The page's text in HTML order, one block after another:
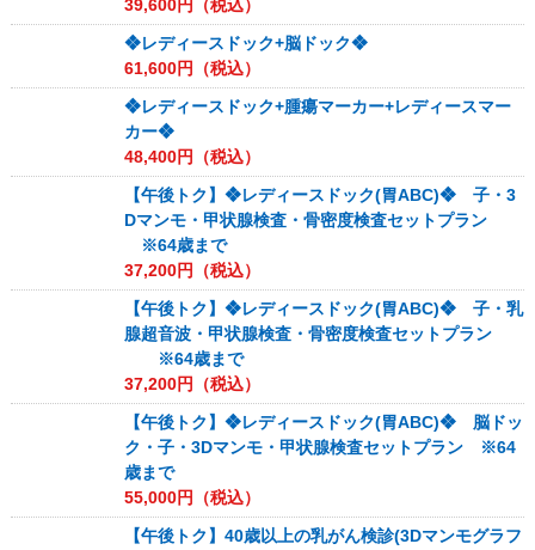
39,600円（税込）
❖レディースドック+脳ドック❖
61,600円（税込）
❖レディースドック+腫瘍マーカー+レディースマー
カー❖
48,400円（税込）
【午後トク】❖レディースドック(胃ABC)❖ 子・3
Dマンモ・甲状腺検査・骨密度検査セットプラン
※64歳まで
37,200円（税込）
【午後トク】❖レディースドック(胃ABC)❖ 子・乳
腺超音波・甲状腺検査・骨密度検査セットプラン
※64歳まで
37,200円（税込）
【午後トク】❖レディースドック(胃ABC)❖ 脳ドッ
ク・子・3Dマンモ・甲状腺検査セットプラン ※64
歳まで
55,000円（税込）
【午後トク】40歳以上の乳がん検診(3Dマンモグラフ